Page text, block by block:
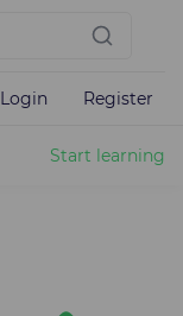
Login Register
Start learning